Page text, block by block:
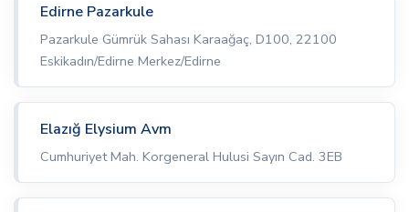
Edirne Pazarkule
Pazarkule Gümrük Sahası Karaağaç, D100, 22100
Eskikadın/Edirne Merkez/Edirne
Elazığ Elysium Avm
Cumhuriyet Mah. Korgeneral Hulusi Sayın Cad. 3EB